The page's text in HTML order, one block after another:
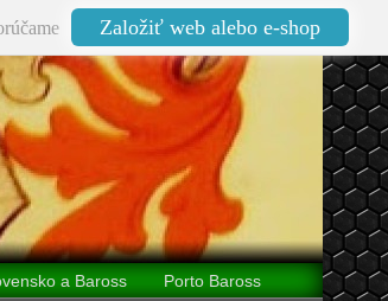
Založiť web alebo e-shop
a Baross
Porto Baross